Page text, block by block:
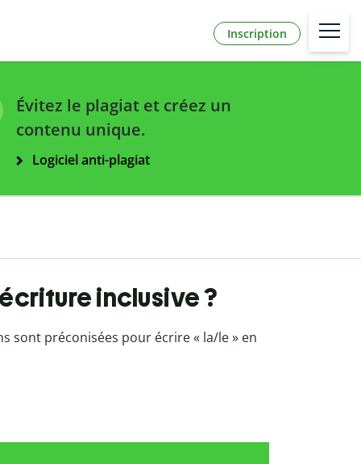
Inscription
Évitez le plagiat et créez un
contenu unique.
Logiciel anti-plagiat
inclusive ?
sont préconisées pour écrire « la/le » en